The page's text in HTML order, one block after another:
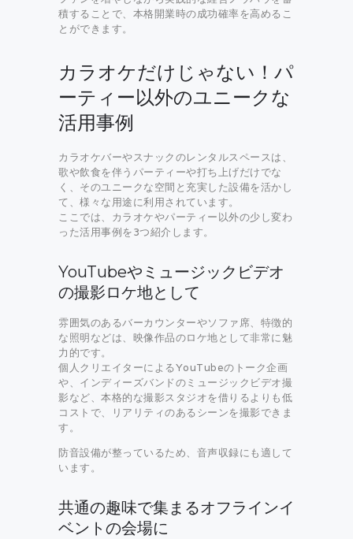
積することで、本格開業時の成功確率を高めるこ
とができます。
カラオケだけじゃない！パ
ーティー以外のユニークな
活用事例
カラオケバーやスナックのレンタルスペースは、
歌や飲食を伴うパーティーや打ち上げだけでな
く、そのユニークな空間と充実した設備を活かし
て、様々な用途に利用されています。
ここでは、カラオケやパーティー以外の少し変わ
った活用事例を3つ紹介します。
YouTubeやミュージックビデオ
の撮影ロケ地として
雰囲気のあるバーカウンターやソファ席、特徴的
な照明などは、映像作品のロケ地として非常に魅
力的です。
個人クリエイターによるYouTubeのトーク企画
や、インディーズバンドのミュージックビデオ撮
影など、本格的な撮影スタジオを借りるよりも低
コストで、リアリティのあるシーンを撮影できま
す。
防音設備が整っているため、音声収録にも適して
います。
共通の趣味で集まるオフラインイ
ベントの会場に